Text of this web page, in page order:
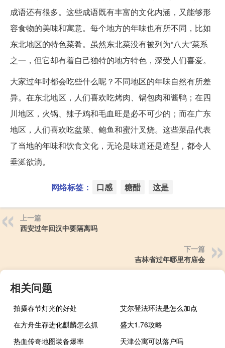
成语还有很多。这些成语既有丰富的文化内涵，又能够形
容食物的美味和寓意。每个地方的年味也有所不同，比如
东北地区的特色菜肴。虽然东北菜没有被列为“八大”菜系
之一，但它却有着自己独特的地方特色，深受人们喜爱。
大家过年时都会吃些什么呢？不同地区的年味自然有所差
异。在东北地区，人们喜欢吃烤肉、锅包肉和酱鸭；在四
川地区，火锅、辣子鸡和毛血旺是必不可少的；而在广东
地区，人们喜欢吃盆菜、鲍鱼和蜜汁叉烧。这些菜品代表
了当地的年味和饮食文化，无论是味道还是造型，都令人
垂涎欲滴。
网络标签： 口感 糖醋 这是
上一篇
西安过年回汉中要隔离吗
下一篇
吉林省过年哪里有庙会
相关问题
拍摄春节灯光的好处
艾尔登法环法是怎么加点
在方舟生存进化麒麟怎么抓
盛大1.76攻略
热血传奇地图装备爆率
天津公寓可以落户吗